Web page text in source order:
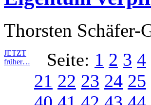
Thorsten
JETZT |
früher…
Seite: 1 2 3 4
21 22 23 24 25